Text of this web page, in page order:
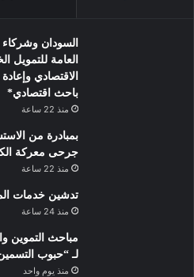
السودان وشركاء
العامة للتمويل
الاقتصادي
باحث اقتصادي*
منذ 22 ساعة
بمبادرة من
جرحى معركة
منذ 22 ساعة
تدشين خدمات
منذ 24 ساعة
مباحث التموين
لـ “حبوب
منذ يوم واحد